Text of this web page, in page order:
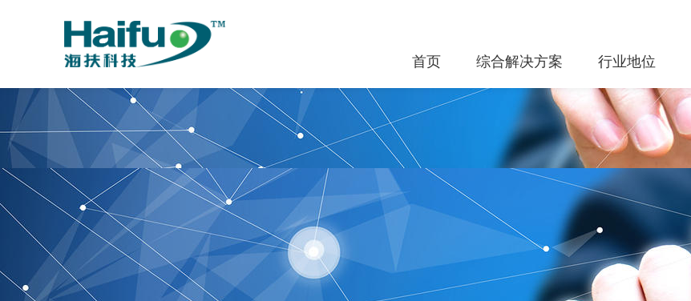
首页 综合解决方案 行业地位